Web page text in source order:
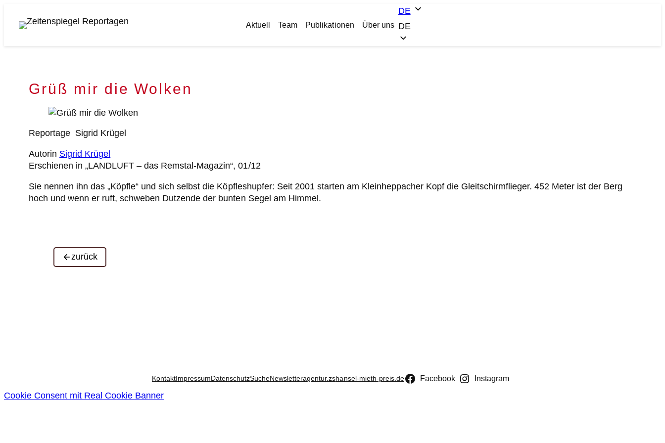
Inhalt
Zeitenspiegel
Aktuell Team Publikationen Über uns
DE
DE
Grüß mir die Wolken
Reportage Sigrid Krügel
Autorin Sigrid Krügel
Erschienen in „LANDLUFT – das Remstal-Magazin“, 01/12
Sie nennen ihn das „Köpfle“ und sich selbst die Köpfleshupfer: Seit 2001 starten am Kleinheppacher Kopf die Gleitschirmflieger. 452 Meter ist der Berg
hoch und wenn er ruft, schweben Dutzende der bunten Segel am Himmel.
zurück
KontaktImpressumDatenschutzSucheNewsletteragentur.zshansel-mieth-preis.de Facebook Instagram
Cookie Consent mit Real Cookie Banner